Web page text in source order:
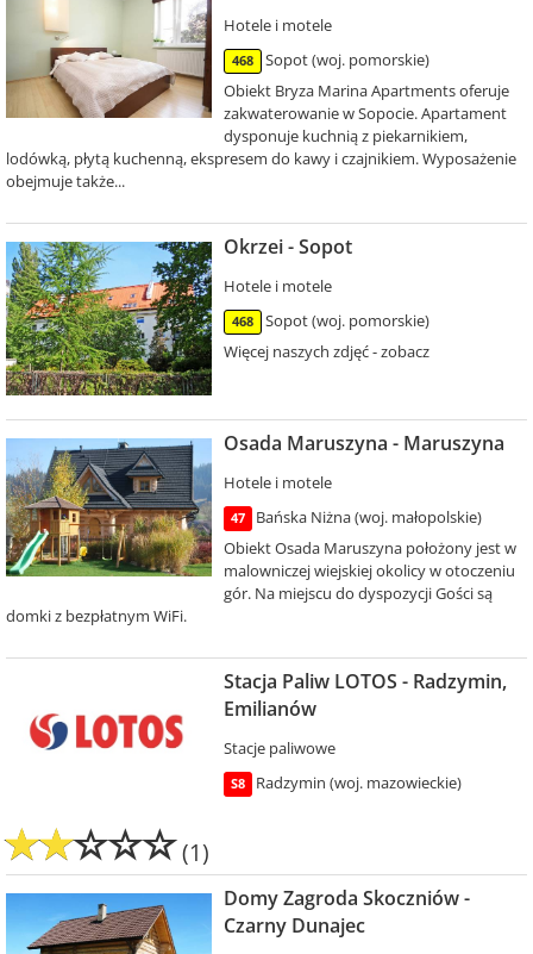
Hotele i motele
468
Sopot (woj. pomorskie)
Obiekt Bryza Marina Apartments oferuje
zakwaterowanie w Sopocie. Apartament
dysponuje kuchnią z piekarnikiem,
lodówką, płytą kuchenną, ekspresem do kawy i czajnikiem. Wyposażenie
obejmuje także...
Okrzei - Sopot
Hotele i motele
468
Sopot (woj. pomorskie)
Więcej naszych zdjęć - zobacz
Osada Maruszyna - Maruszyna
Hotele i motele
47
Bańska Niżna (woj. małopolskie)
Obiekt Osada Maruszyna położony jest w
malowniczej wiejskiej okolicy w otoczeniu
gór. Na miejscu do dyspozycji Gości są
domki z bezpłatnym WiFi.
Stacja Paliw LOTOS - Radzymin,
Emilianów
Stacje paliwowe
S8 Radzymin (woj. mazowieckie)
(1)
Domy Zagroda Skoczniów -
Czarny Dunajec